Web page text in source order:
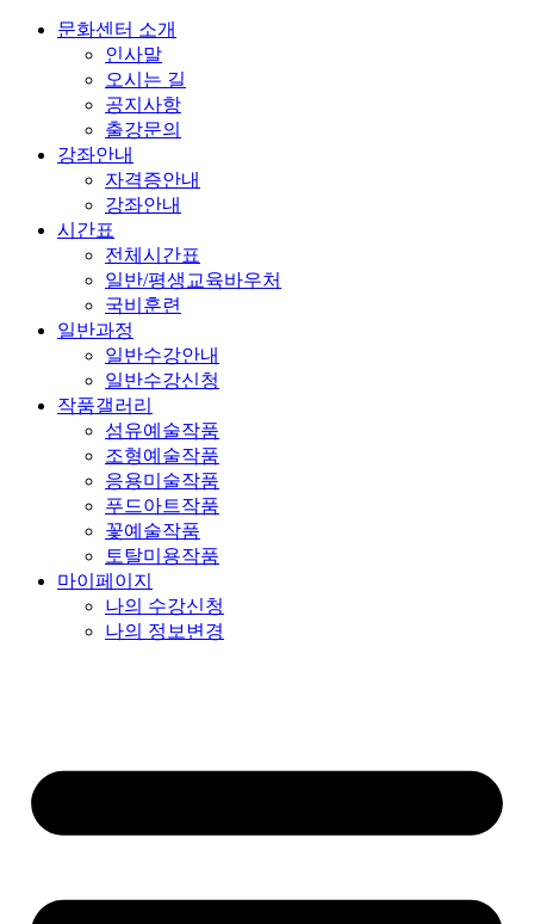
문화센터 소개
인사말
오시는 길
공지사항
출강문의
강좌안내
자격증안내
강좌안내
시간표
전체시간표
일반/평생교육바우처
국비훈련
일반과정
일반수강안내
일반수강신청
작품갤러리
섬유예술작품
조형예술작품
응용미술작품
푸드아트작품
꽃예술작품
토탈미용작품
마이페이지
나의 수강신청
나의 정보변경